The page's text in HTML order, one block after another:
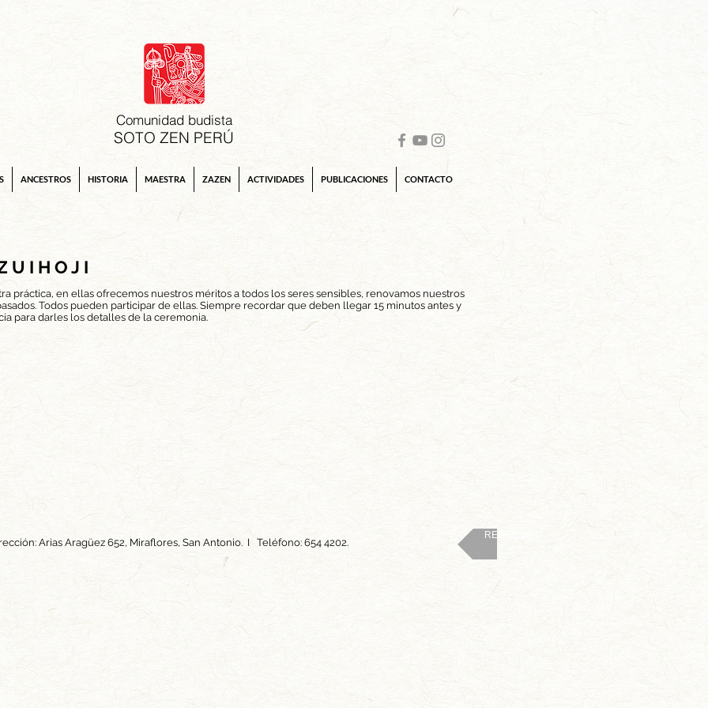
Comunidad budista
SOTO ZEN PERÚ
ANCESTROS HISTORIA MAESTRA ZAZEN ACTIVIDADES PUBLICACIONES CONTACTO
REGRESAR
Arias Aragüez 652, Miraflores, San Antonio. I Teléfono: 654 4202.
U I H O J I
práctica, en ellas ofrecemos nuestros méritos a todos los seres sensibles, renovamos nuestros
Todos pueden participar de ellas. Siempre recordar que deben llegar 15 minutos antes y
para darles los detalles de la ceremonia.